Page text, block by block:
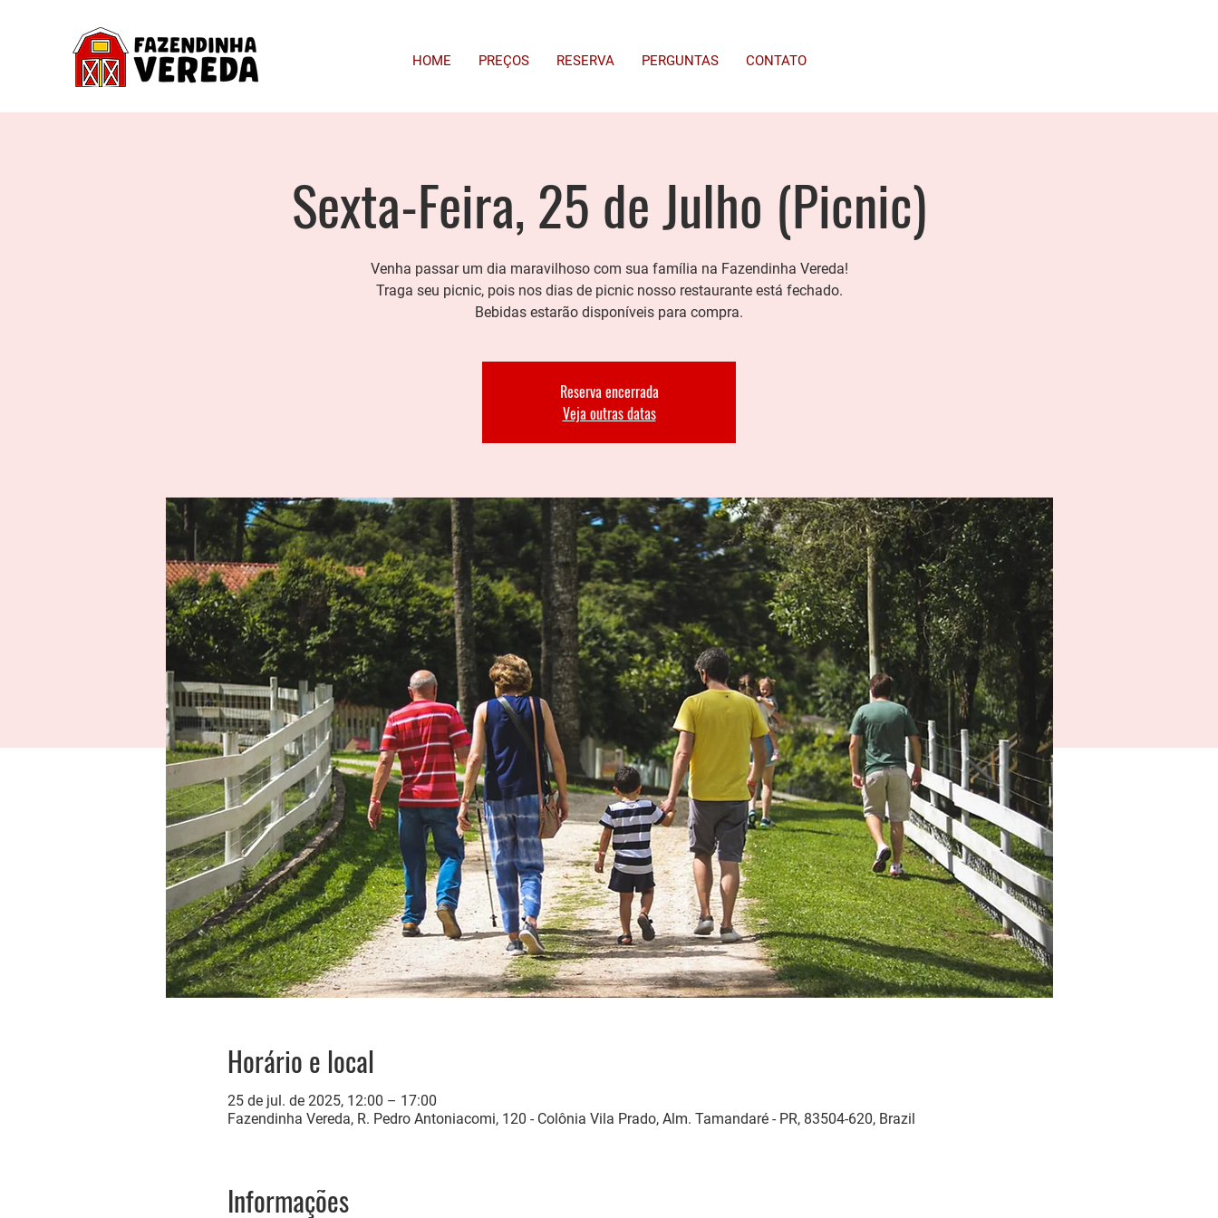
HOME PREÇOS RESERVA PERGUNTAS CONTATO
Sexta-Feira, 25 de Julho (Picnic)
Venha passar um dia maravilhoso com sua família na Fazendinha Vereda!
Traga seu picnic, pois nos dias de picnic nosso restaurante está fechado.
Bebidas estarão disponíveis para compra.
Reserva encerrada
Veja outras datas
Horário e local
25 de jul. de 2025, 12:00 – 17:00
Fazendinha Vereda, R. Pedro Antoniacomi, 120 - Colônia Vila Prado, Alm. Tamandaré - PR, 83504-620, Brazil
Informações